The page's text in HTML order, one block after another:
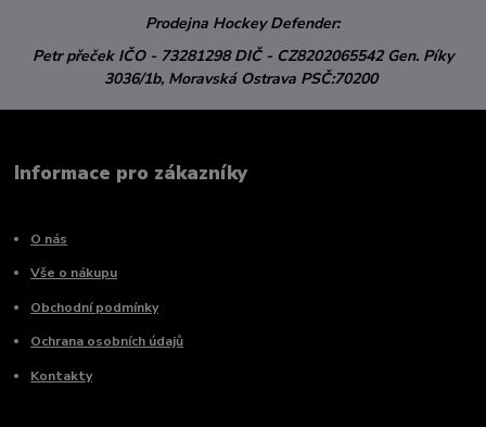
Prodejna Hockey Defender:
Petr přeček IČO - 73281298DIČ - CZ8202065542 Gen. Píky
3036/1b, Moravská Ostrava PSČ:70200
Informace pro zákazníky
O nás
Vše o nákupu
Obchodní podmínky
Ochrana osobních údajů
Kontakty